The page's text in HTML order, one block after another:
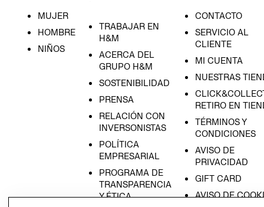
MUJER
HOMBRE
NIÑOS
TRABAJAR EN
H&M
ACERCA DEL
GRUPO H&M
SOSTENIBILIDAD
PRENSA
RELACIÓN CON
INVERSONISTAS
POLÍTICA
EMPRESARIAL
PROGRAMA DE
TRANSPARENCIA
Y ÉTICA
CONTACTO
SERVICIO AL
CLIENTE
MI CUENTA
NUESTRAS
RETIRO EN
TÉRMINOS Y
CONDICIONES
AVISO DE
PRIVACIDAD
GIFT CARD
AVISO DE